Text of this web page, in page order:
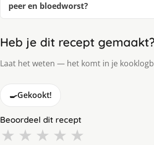
peer en bloedworst?
Heb je dit recept
Laat het weten — het komt in je
🍳Gekookt!
Beoordeel dit recept
★ ★ ★ ★ ★